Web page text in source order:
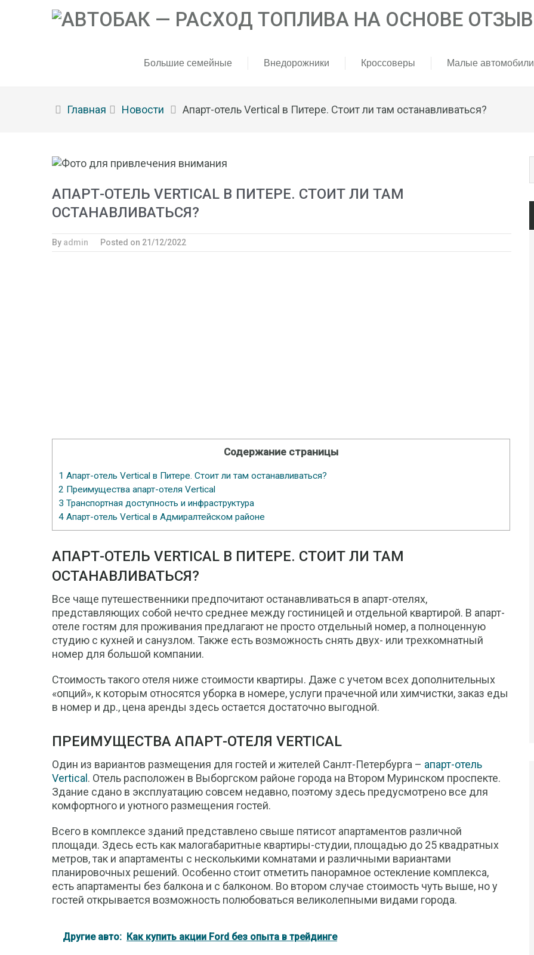
Большие семейные Внедорожники Кроссоверы Малые автомобили
Главная Новости Апарт-отель Vertical в Питере. Стоит ли там останавливаться?
АПАРТ-ОТЕЛЬ VERTICAL В ПИТЕРЕ. СТОИТ ЛИ ТАМ
ОСТАНАВЛИВАТЬСЯ?
By admin Posted on 21/12/2022
Содержание страницы
1 Апарт-отель Vertical в Питере. Стоит ли там останавливаться?
2 Преимущества апарт-отеля Vertical
3 Транспортная доступность и инфраструктура
4 Апарт-отель Vertical в Адмиралтейском районе
АПАРТ-ОТЕЛЬ VERTICAL В ПИТЕРЕ. СТОИТ ЛИ ТАМ
ОСТАНАВЛИВАТЬСЯ?
Все чаще путешественники предпочитают останавливаться в апарт-отелях,
представляющих собой нечто среднее между гостиницей и отдельной квартирой. В апарт-
отеле гостям для проживания предлагают не просто отдельный номер, а полноценную
студию с кухней и санузлом. Также есть возможность снять двух- или трехкомнатный
номер для большой компании.
Стоимость такого отеля ниже стоимости квартиры. Даже с учетом всех дополнительных
«опций», к которым относятся уборка в номере, услуги прачечной или химчистки, заказ еды
в номер и др., цена аренды здесь остается достаточно выгодной.
ПРЕИМУЩЕСТВА АПАРТ-ОТЕЛЯ VERTICAL
Один из вариантов размещения для гостей и жителей Санлт-Петербурга – апарт-отель
Vertical . Отель расположен в Выборгском районе города на Втором Муринском проспекте.
Здание сдано в эксплуатацию совсем недавно, поэтому здесь предусмотрено все для
комфортного и уютного размещения гостей.
Всего в комплексе зданий представлено свыше пятисот апартаментов различной
площади. Здесь есть как малогабаритные квартиры-студии, площадью до 25 квадратных
метров, так и апартаменты с несколькими комнатами и различными вариантами
планировочных решений. Особенно стоит отметить панорамное остекление комплекса,
есть апартаменты без балкона и с балконом. Во втором случае стоимость чуть выше, но у
гостей открывается возможность полюбоваться великолепными видами города.
Другие авто: Как купить акции Ford без опыта в трейдинге